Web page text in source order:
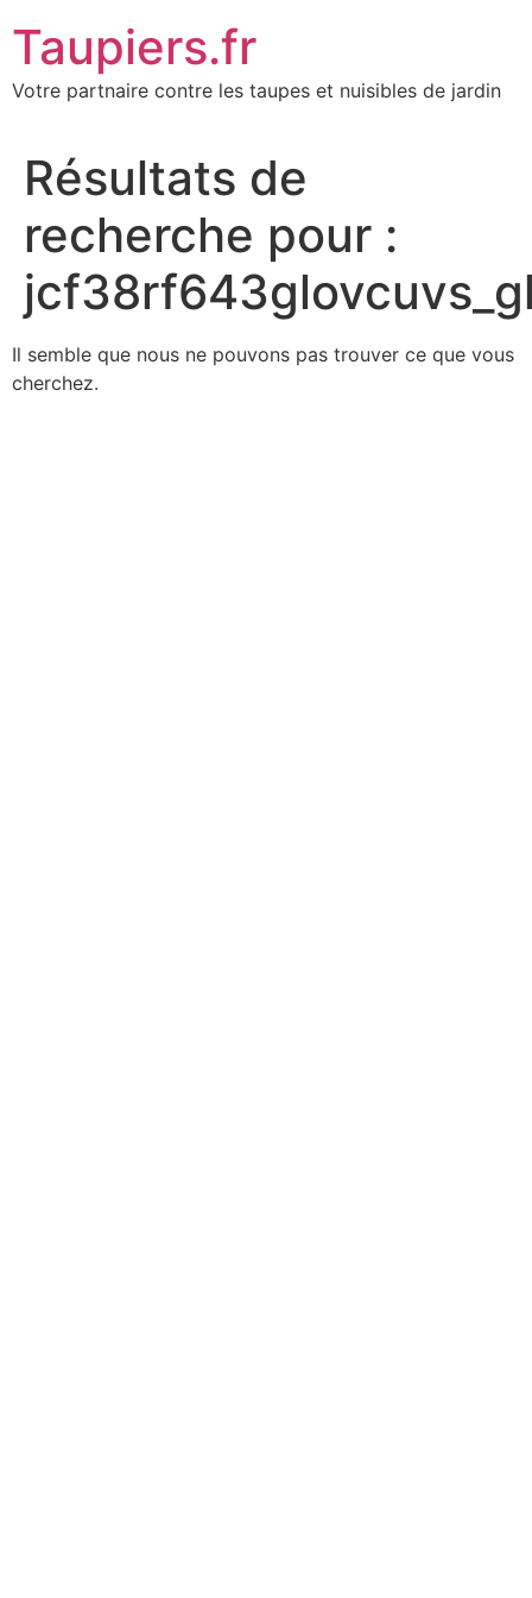
au
contenu
Taupiers.fr
Votre partnaire contre les taupes et nuisibles de jardin
Résultats de
recherche pour :
Il semble que nous ne pouvons pas trouver ce que vous
cherchez.